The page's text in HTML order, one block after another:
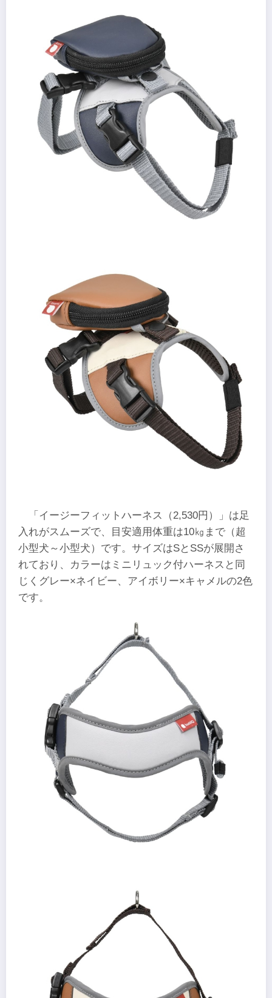
「イージーフィットハーネス（2,530円）」は足
入れがスムーズで、目安適用体重は10㎏まで（超
小型犬～小型犬）です。サイズはSとSSが展開さ
れており、カラーはミニリュック付ハーネスと同
じくグレー×ネイビー、アイボリー×キャメルの2色
です。